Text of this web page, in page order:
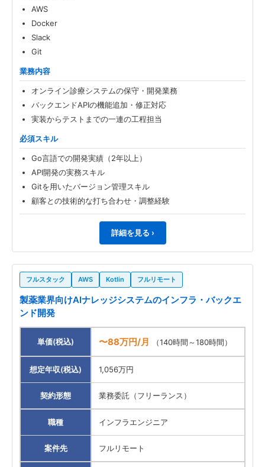
AWS
Docker
Slack
Git
業務内容
オンライン診療システムの保守・開発業務
バックエンドAPIの機能追加・修正対応
実装からテストまでの一連の工程担当
必須スキル
Go言語での開発実績（2年以上）
API開発の実務スキル
Gitを用いたバージョン管理スキル
顧客との技術的な打ち合わせ・調整経験
詳細を見る ›
フルスタック AWS Kotlin フルリモート
製薬業界向けAIナレッジシステムのインフラ・バックエ
ンド開発
単価(税込) 〜88万円/月 （140時間～180時間）
想定年収(税込) 1,056万円
契約形態 業務委託（フリーランス）
職種 インフラエンジニア
案件先 フルリモート